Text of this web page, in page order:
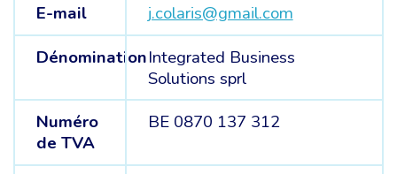
E-mail
j.colaris@gmail.com
DénominationIntegrated Business
Solutions sprl
Numéro
de TVA
BE 0870 137 312